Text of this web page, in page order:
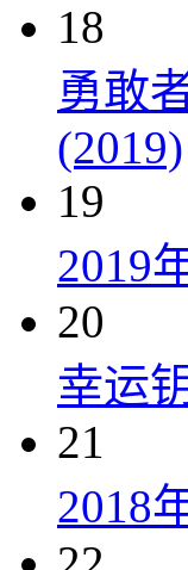
18
勇敢
(2019)
19
2019
20
幸运
21
2018